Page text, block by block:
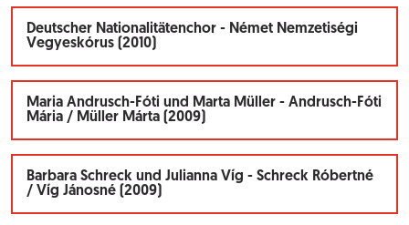
Deutscher Nationalitätenchor - Német Nemzetiségi
Vegyeskórus (2010)
Maria Andrusch-Fóti und Marta Müller - Andrusch-Fóti
Mária / Müller Márta (2009)
Barbara Schreck und Julianna Víg - Schreck Róbertné
/ Víg Jánosné (2009)